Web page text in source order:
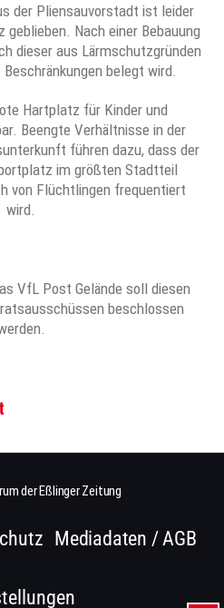
der Pliensauvorstadt ist leider
Nach einer Bebauung
dieser aus Lärmschutzgründen
belegt wird.
Hartplatz für Kinder und
Beengte Verhältnisse in der
führen dazu, dass der
im größten Stadtteil
von Flüchtlingen frequentiert
wird.
VfL Post Gelände soll diesen
beschlossen
der Eßlinger Zeitung
Mediadaten / AGB